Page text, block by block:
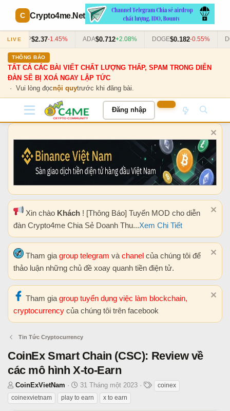
Crypto4me.Net
LIVE
XRP $2.37-1.45% ADA$0.712+2.08% DOGE$0.182-0.55% DOT
THÔNG BÁO
TẤT CẢ CÁC BÀI VIẾT CHẤT LƯỢNG THẤP, SPAM TRONG DIỄN
ĐÀN SẼ BỊ XOÁ NGAY LẬP TỨC
· Vui lòng đọcnội quytrước khi đăng bài.
Đăng nhập
Xin chào Khách ! [Thông Báo] Tuyển MOD cho diễn
đàn Crypto4me Chia Sẻ Doanh Thu...Xem Chi Tiết
Tham gia group telegram và chanel của chúng tôi để
thảo luận những chủ đề xoay quanh tiền điện tử.
Tham gia group tuyển dụng việc làm blockchain,
cryptocurrency của chúng tôi trên facebook
Tin Tức Cryptocurrency
CoinEx Smart Chain (CSC): Review về
các mô hình X-to-Earn
T
h
r
CoinExVietNam
N
g
à
31 Tháng một 2023
coinex
coinexvietnam
play to earn x to earn